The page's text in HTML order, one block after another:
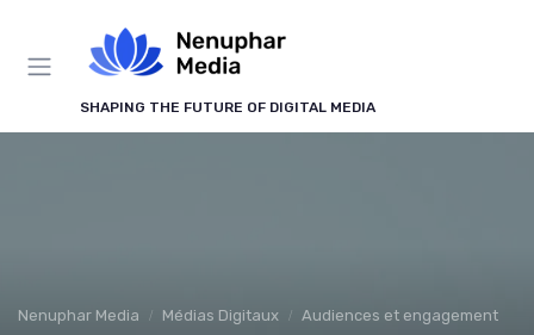
SHAPING THE FUTURE OF DIGITAL MEDIA
Nenuphar Media Médias Digitaux Audiences et engagement